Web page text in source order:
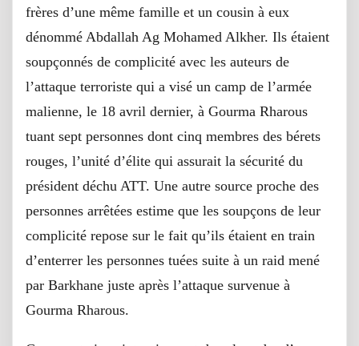
frères d’une même famille et un cousin à eux
dénommé Abdallah Ag Mohamed Alkher. Ils étaient
soupçonnés de complicité avec les auteurs de
l’attaque terroriste qui a visé un camp de l’armée
malienne, le 18 avril dernier, à Gourma Rharous
tuant sept personnes dont cinq membres des bérets
rouges, l’unité d’élite qui assurait la sécurité du
président déchu ATT. Une autre source proche des
personnes arrêtées estime que les soupçons de leur
complicité repose sur le fait qu’ils étaient en train
d’enterrer les personnes tuées suite à un raid mené
par Barkhane juste après l’attaque survenue à
Gourma Rharous.